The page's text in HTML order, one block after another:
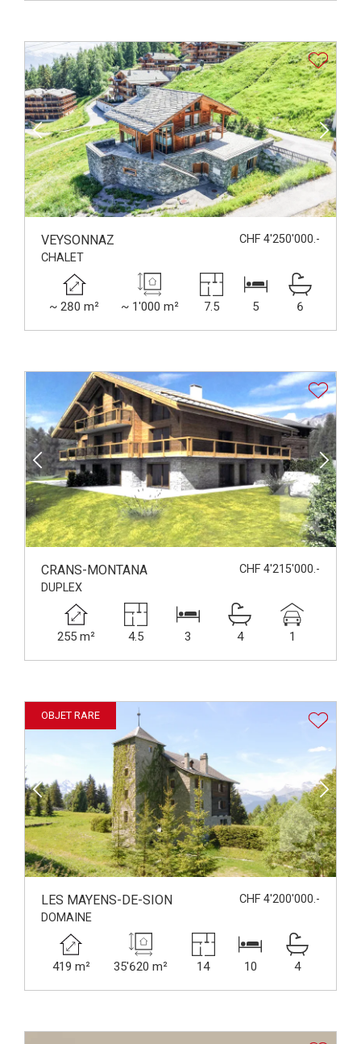
VEYSONNAZ
CHF 4'250'000.-
CHALET
~ 280 m² ~ 1'000 m² 7.5 5 6
CRANS-MONTANA
CHF 4'215'000.-
DUPLEX
255 m² 4.5 3 4 1
OBJET RARE
LES MAYENS-DE-SION
CHF 4'200'000.-
DOMAINE
419 m² 35'620 m² 14 10 4